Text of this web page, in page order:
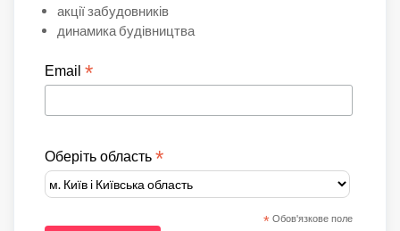
акції забудовників
динамика будівництва
Email *
Оберіть область *
* Обов'язкове поле